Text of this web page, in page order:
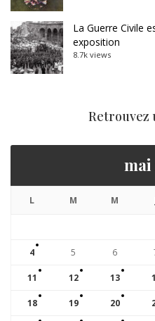
La Guerre Civile
exposition
8.7k views
Retrouvez
mai
L M M
4 5 6
11 12 13
18 19 20